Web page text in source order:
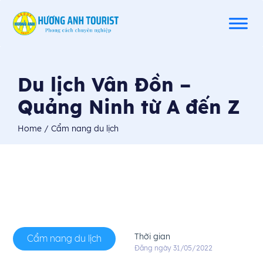
Du lịch Vân Đồn –
Quảng Ninh từ A đến Z
Home / Cẩm nang du lịch
Cẩm nang du lịch Thời gian
Đăng ngày 31/05/2022